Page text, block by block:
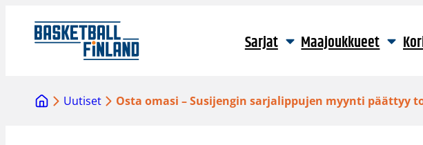
sisältöön
Sarjat Maajoukkueet
Uutiset Osta omasi – Susijengin sarjalippujen myynti päättyy